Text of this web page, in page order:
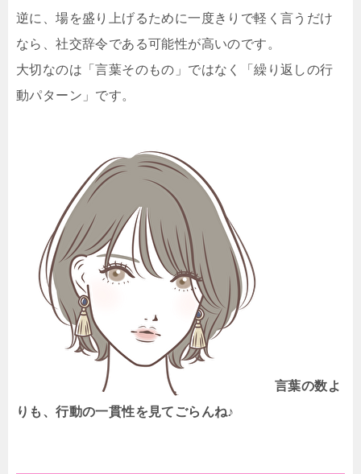
逆に、場を盛り上げるために一度きりで軽く言うだけ
なら、社交辞令である可能性が高いのです。
大切なのは「言葉そのもの」ではなく「繰り返しの行
動パターン」です。
言葉の数よ
りも、行動の一貫性を見てごらんね♪